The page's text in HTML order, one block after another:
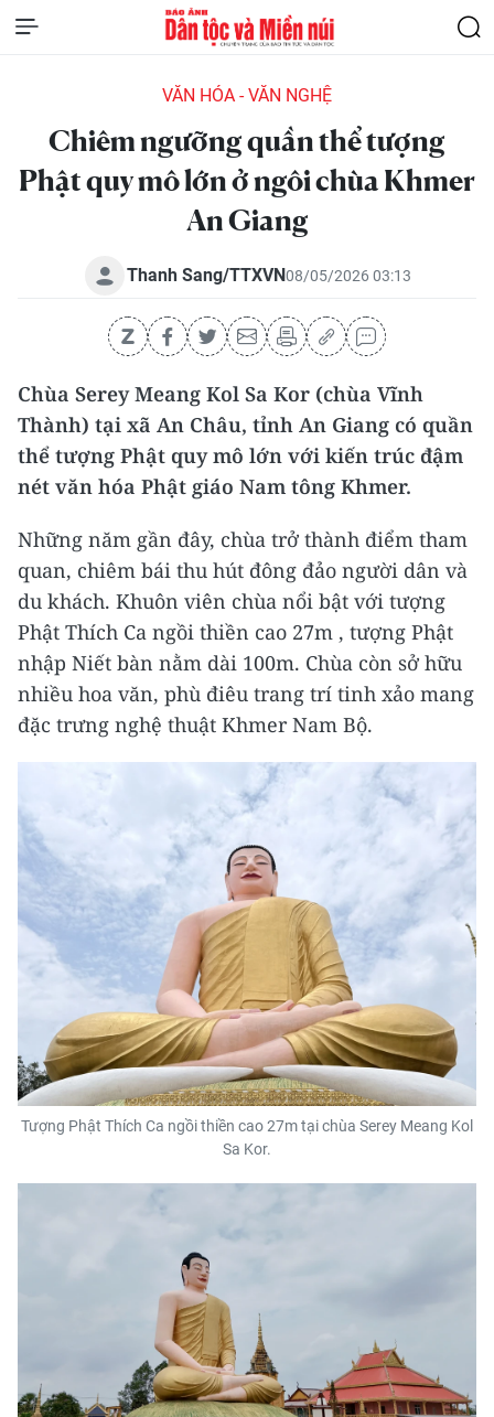
VĂN HÓA - VĂN NGHỆ
Chiêm ngưỡng quần thể tượng
Phật quy mô lớn ở ngôi chùa Khmer
An Giang
Thanh Sang/TTXVN08/05/2026 03:13
Chùa Serey Meang Kol Sa Kor (chùa Vĩnh
Thành) tại xã An Châu, tỉnh An Giang có quần
thể tượng Phật quy mô lớn với kiến trúc đậm
nét văn hóa Phật giáo Nam tông Khmer.
Những năm gần đây, chùa trở thành điểm tham
quan, chiêm bái thu hút đông đảo người dân và
du khách. Khuôn viên chùa nổi bật với tượng
Phật Thích Ca ngồi thiền cao 27m , tượng Phật
nhập Niết bàn nằm dài 100m. Chùa còn sở hữu
nhiều hoa văn, phù điêu trang trí tinh xảo mang
đặc trưng nghệ thuật Khmer Nam Bộ.
Tượng Phật Thích Ca ngồi thiền cao 27m tại chùa Serey Meang Kol
Sa Kor.